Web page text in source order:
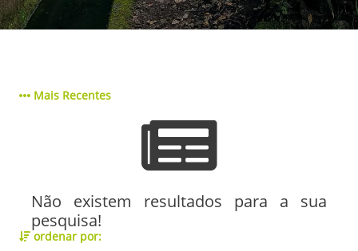
Mais Recentes
Não existem resultados para a sua
pesquisa!
ordenar por: